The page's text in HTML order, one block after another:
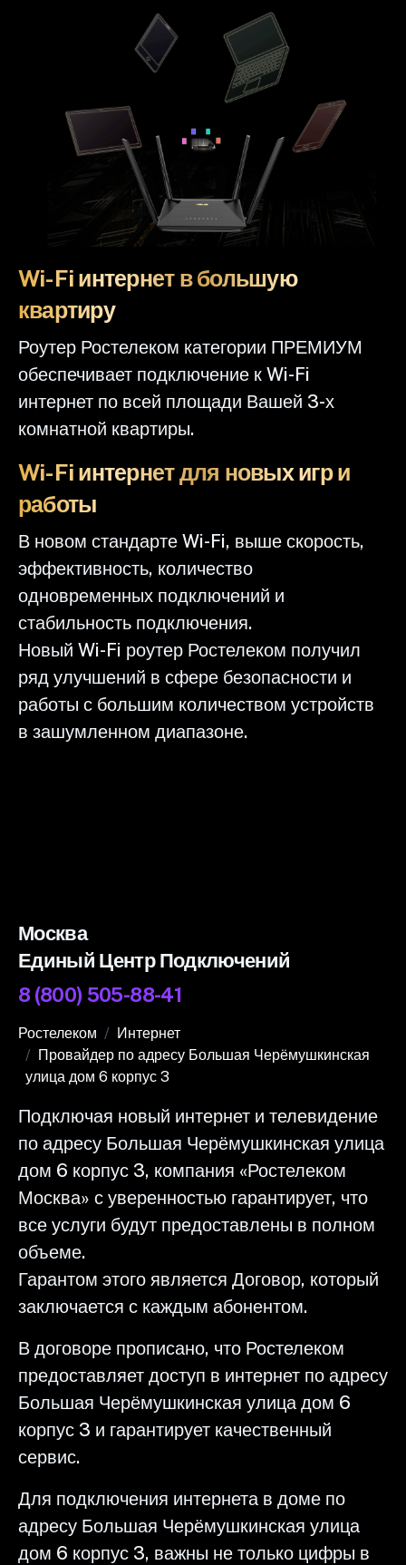
Wi-Fi интернет в большую
квартиру
Роутер Ростелеком категории ПРЕМИУМ
обеспечивает подключение к Wi-Fi
интернет по всей площади Вашей 3-х
комнатной квартиры.
Wi-Fi интернет для новых игр и
работы
В новом стандарте Wi-Fi, выше скорость,
эффективность, количество
одновременных подключений и
стабильность подключения.
Новый Wi-Fi роутер Ростелеком получил
ряд улучшений в сфере безопасности и
работы с большим количеством устройств
в зашумленном диапазоне.
Москва
Единый Центр Подключений
8 (800) 505-88-41
Ростелеком
Интернет
Провайдер по адресу Большая Черёмушкинская
улица дом 6 корпус 3
Подключая новый интернет и телевидение
по адресу Большая Черёмушкинская улица
дом 6 корпус 3, компания «Ростелеком
Москва» с уверенностью гарантирует, что
все услуги будут предоставлены в полном
объеме.
Гарантом этого является Договор, который
заключается с каждым абонентом.
В договоре прописано, что Ростелеком
предоставляет доступ в интернет по адресу
Большая Черёмушкинская улица дом 6
корпус 3 и гарантирует качественный
сервис.
Для подключения интернета в доме по
адресу Большая Черёмушкинская улица
дом 6 корпус 3, важны не только цифры в